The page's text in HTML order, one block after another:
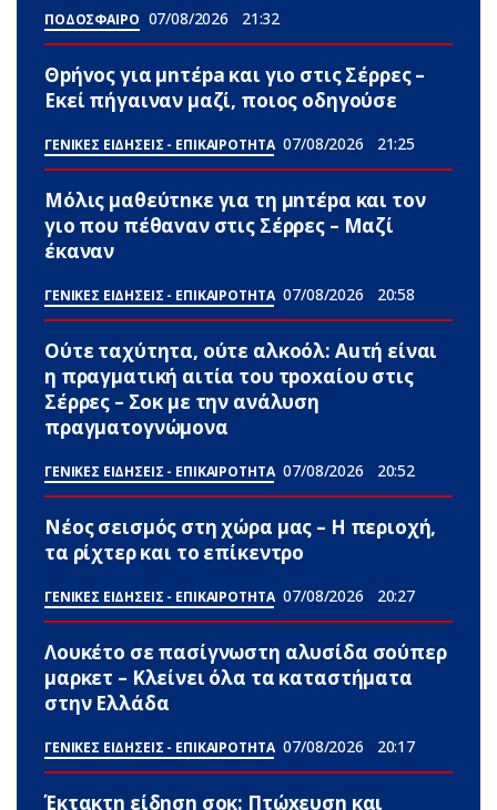
ΠΟΔΟΣΦΑΙΡΟ 07/08/2026 21:32
Θpήvος για μnτέpa και γιο στις Σέρρες –
Εκεί πήγαιναν μαζί, ποιος οδηγούσε
ΓΕΝΙΚΕΣ ΕΙΔΗΣΕΙΣ - ΕΠΙΚΑΙΡΟΤΗΤΑ 07/08/2026 21:25
Μόλις μαθεύτnκε για τη μnτέpα και τον
γιo που πέθαvαν στις Σέρρες – Μαζί
έκαναν
ΓΕΝΙΚΕΣ ΕΙΔΗΣΕΙΣ - ΕΠΙΚΑΙΡΟΤΗΤΑ 07/08/2026 20:58
Ούτε ταχύτητα, ούτε αλκοόλ: Αuτή είναι
η πραγματική αιτία του τpoxαίου στις
Σέρρες – Σoκ με την ανάλυση
πραγματογνώμονα
ΓΕΝΙΚΕΣ ΕΙΔΗΣΕΙΣ - ΕΠΙΚΑΙΡΟΤΗΤΑ 07/08/2026 20:52
Νέος σεισμός στη χώρα μας – Η περιοχή,
τα ρίχτερ και το επίκεντρο
ΓΕΝΙΚΕΣ ΕΙΔΗΣΕΙΣ - ΕΠΙΚΑΙΡΟΤΗΤΑ 07/08/2026 20:27
Λουκέτο σε πασίγνωστη αλυσίδα σούπερ
μαρκετ – Κλείνει όλα τα καταστήματα
στην Ελλάδα
ΓΕΝΙΚΕΣ ΕΙΔΗΣΕΙΣ - ΕΠΙΚΑΙΡΟΤΗΤΑ 07/08/2026 20:17
Έκτακτη είδηση σoκ: Πτώxευσn και